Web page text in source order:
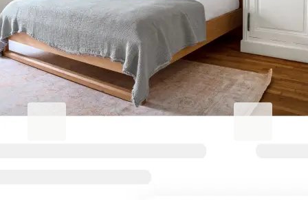
Machen Sie Ihren Aufenthalt in
Griffon - Royale unvergesslich